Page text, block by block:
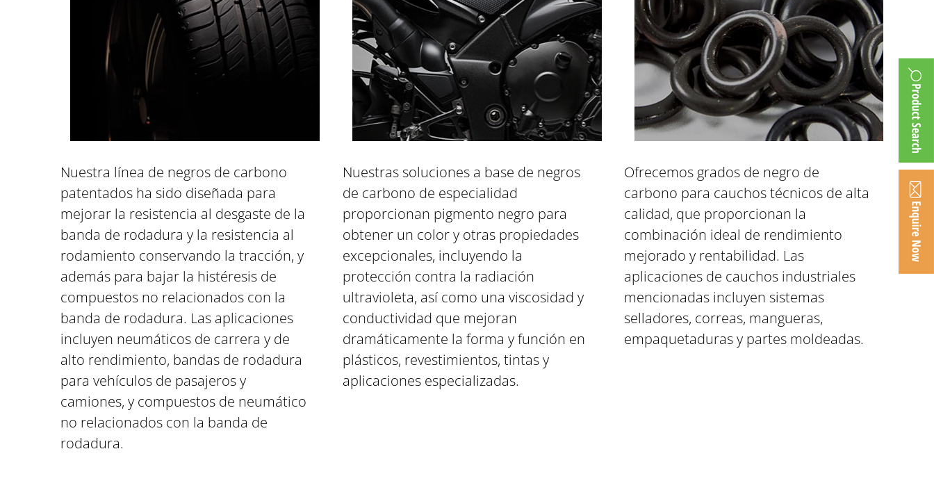
Nuestra línea de negros de carbono
patentados ha sido diseñada para
mejorar la resistencia al desgaste de la
banda de rodadura y la resistencia al
rodamiento conservando la tracción, y
además para bajar la histéresis de
compuestos no relacionados con la
banda de rodadura. Las aplicaciones
incluyen neumáticos de carrera y de
alto rendimiento, bandas de rodadura
para vehículos de pasajeros y
camiones, y compuestos de neumático
no relacionados con la banda de
rodadura.
Nuestras soluciones a base de negros
de carbono de especialidad
proporcionan pigmento negro para
obtener un color y otras propiedades
excepcionales, incluyendo la
protección contra la radiación
ultravioleta, así como una viscosidad y
conductividad que mejoran
dramáticamente la forma y función en
plásticos, revestimientos, tintas y
aplicaciones especializadas.
Ofrecemos grados de negro de
carbono para cauchos técnicos de alta
calidad, que proporcionan la
combinación ideal de rendimiento
mejorado y rentabilidad. Las
aplicaciones de cauchos industriales
mencionadas incluyen sistemas
selladores, correas, mangueras,
empaquetaduras y partes moldeadas.